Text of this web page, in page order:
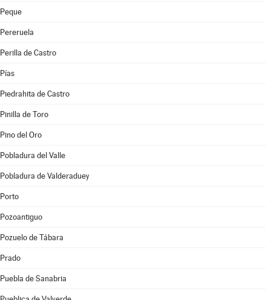
Peque
Pereruela
Perilla de Castro
Pías
Piedrahita de Castro
Pinilla de Toro
Pino del Oro
Pobladura del Valle
Pobladura de Valderaduey
Porto
Pozoantiguo
Pozuelo de Tábara
Prado
Puebla de Sanabria